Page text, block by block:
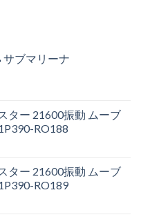
サブマリーナ
ター 21600振動 ムーブ
RO188
ター 21600振動 ムーブ
RO189